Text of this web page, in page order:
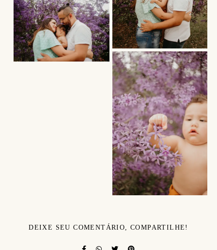
DEIXE SEU COMENTÁRIO, COMPARTILHE!